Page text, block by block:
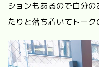
ションもあるので自分
たりと落ち着いてトーク